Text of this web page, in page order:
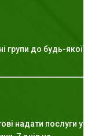
групи до будь-якої
надати послуги у